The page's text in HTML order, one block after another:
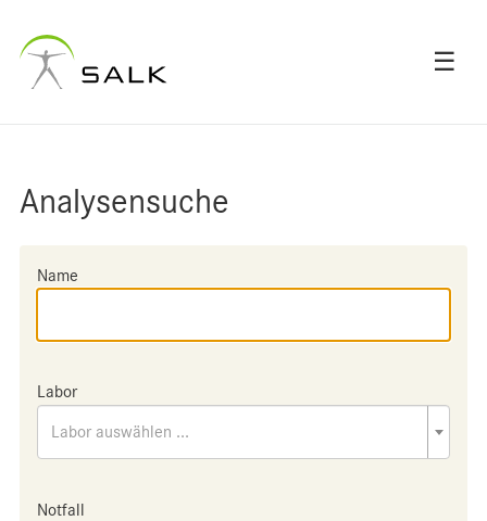
☰
Analysensuche
Name
Labor
Labor auswählen ...
Notfall